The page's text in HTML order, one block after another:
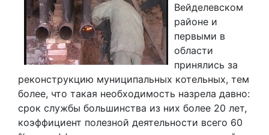
Вейделевском
районе и
первыми в
области
принялись за
реконструкцию муниципальных котельных, тем
более, что такая необходимость назрела давно:
срок службы большинства из них более 20 лет,
коэффициент полезной деятельности всего 60